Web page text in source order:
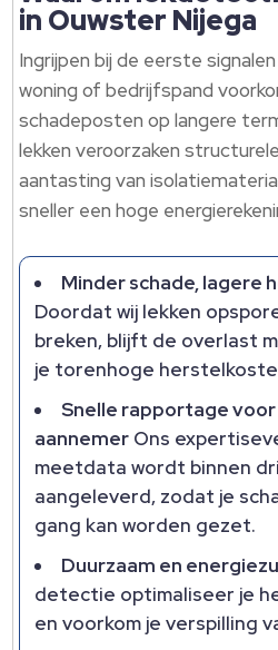
in Ouwster Nijega
Ingrijpen bij de eerste
woning of bedrijfspand
schadeposten op langere
lekken veroorzaken
aantasting van
sneller een hoge
Minder schade, lagere
Doordat wij lekken
breken, blijft de overlast
je torenhoge
Snelle rapportage
aannemer Ons
meetdata wordt binnen
aangeleverd, zodat je
gang kan worden gezet.​
Duurzaam en
detectie optimaliseer je
en voorkom je verspilling